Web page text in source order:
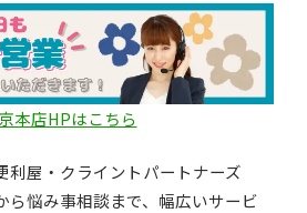
本店HPはこちら
利屋・クライントパートナーズ
ら悩み事相談まで、幅広いサービ